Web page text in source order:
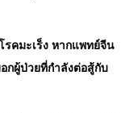
คมะเร็ง หากแพทย์จีน
กผู้ป่วยที่กำลังต่อสู้กับ